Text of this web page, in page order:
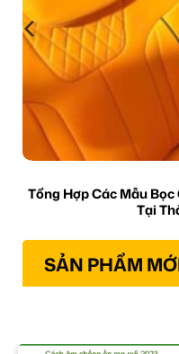
Tổng Hợp Các Mẫu
Tại
SẢN PHẨM